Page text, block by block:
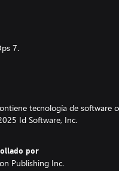
7.
tecnología de software
Id Software, Inc.
por
Publishing Inc.